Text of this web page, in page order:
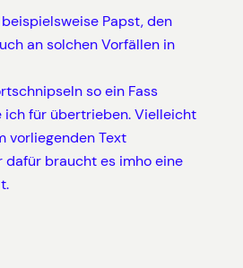
Papst, den
an solchen Vorfällen in
so ein Fass
ich für übertrieben. Vielleicht
vorliegenden Text
braucht es imho eine